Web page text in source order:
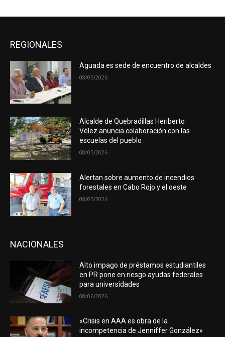
REGIONALES
Aguada es sede de encuentro de alcaldes
08/05/2026
Alcalde de Quebradillas Heriberto
Vélez anuncia colaboración con las
escuelas del pueblo
08/05/2026
Alertan sobre aumento de incendios
forestales en Cabo Rojo y el oeste
08/05/2026
NACIONALES
Alto impago de préstamos estudiantiles
en PR pone en riesgo ayudas federales
para universidades
08/06/2026
«Crisis en AAA es obra de la
incompetencia de Jenniffer González»